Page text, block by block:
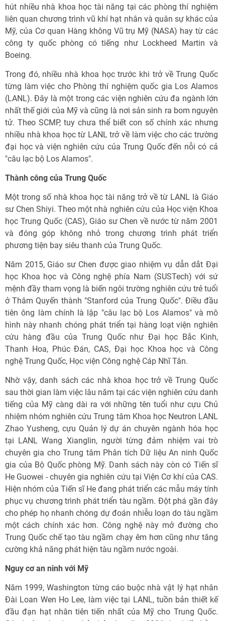
hút nhiều nhà khoa học tài năng tại các phòng thí nghiệm
liên quan chương trình vũ khí hạt nhân và quân sự khác của
Mỹ, của Cơ quan Hàng không Vũ trụ Mỹ (NASA) hay từ các
công ty quốc phòng có tiếng như Lockheed Martin và
Boeing.
Trong đó, nhiều nhà khoa học trước khi trở về Trung Quốc
từng làm việc cho Phòng thí nghiệm quốc gia Los Alamos
(LANL). Đây là một trong các viện nghiên cứu đa ngành lớn
nhất thế giới của Mỹ và cũng là nơi sản sinh ra bom nguyên
tử. Theo SCMP, tuy chưa thể biết con số chính xác nhưng
nhiều nhà khoa học từ LANL trở về làm việc cho các trường
đại học và viện nghiên cứu của Trung Quốc đến nỗi có cả
"câu lạc bộ Los Alamos".
Thành công của Trung Quốc
Một trong số nhà khoa học tài năng trở về từ LANL là Giáo
sư Chen Shiyi. Theo một nhà nghiên cứu của Học viện Khoa
học Trung Quốc (CAS), Giáo sư Chen về nước từ năm 2001
và đóng góp không nhỏ trong chương trình phát triển
phương tiện bay siêu thanh của Trung Quốc.
Năm 2015, Giáo sư Chen được giao nhiệm vụ dẫn dắt Đại
học Khoa học và Công nghệ phía Nam (SUSTech) với sứ
mệnh đầy tham vọng là biến ngôi trường nghiên cứu trẻ tuổi
ở Thâm Quyến thành "Stanford của Trung Quốc". Điều đầu
tiên ông làm chính là lập "câu lạc bộ Los Alamos" và mô
hình này nhanh chóng phát triển tại hàng loạt viện nghiên
cứu hàng đầu của Trung Quốc như Đại học Bắc Kinh,
Thanh Hoa, Phúc Đán, CAS, Đại học Khoa học và Công
nghệ Trung Quốc, Học viện Công nghệ Cáp Nhĩ Tân.
Nhờ vậy, danh sách các nhà khoa học trở về Trung Quốc
sau thời gian làm việc lâu năm tại các viện nghiên cứu danh
tiếng của Mỹ càng dài ra với những tên tuổi như cựu Chủ
nhiệm nhóm nghiên cứu Trung tâm Khoa học Neutron LANL
Zhao Yusheng, cựu Quản lý dự án chuyên ngành hóa học
tại LANL Wang Xianglin, người từng đảm nhiệm vai trò
chuyên gia cho Trung tâm Phân tích Dữ liệu An ninh Quốc
gia của Bộ Quốc phòng Mỹ. Danh sách này còn có Tiến sĩ
He Guowei - chuyên gia nghiên cứu tại Viện Cơ khí của CAS.
Hiện nhóm của Tiến sĩ He đang phát triển các mẫu máy tính
phục vụ chương trình phát triển tàu ngầm. Đột phá gần đây
cho phép họ nhanh chóng dự đoán nhiễu loạn do tàu ngầm
một cách chính xác hơn. Công nghệ này mở đường cho
Trung Quốc chế tạo tàu ngầm chạy êm hơn cũng như tăng
cường khả năng phát hiện tàu ngầm nước ngoài.
Nguy cơ an ninh với Mỹ
Năm 1999, Washington từng cáo buộc nhà vật lý hạt nhân
Đài Loan Wen Ho Lee, làm việc tại LANL, tuồn bản thiết kế
đầu đạn hạt nhân tiên tiến nhất của Mỹ cho Trung Quốc.